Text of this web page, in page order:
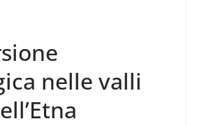
nelle valli